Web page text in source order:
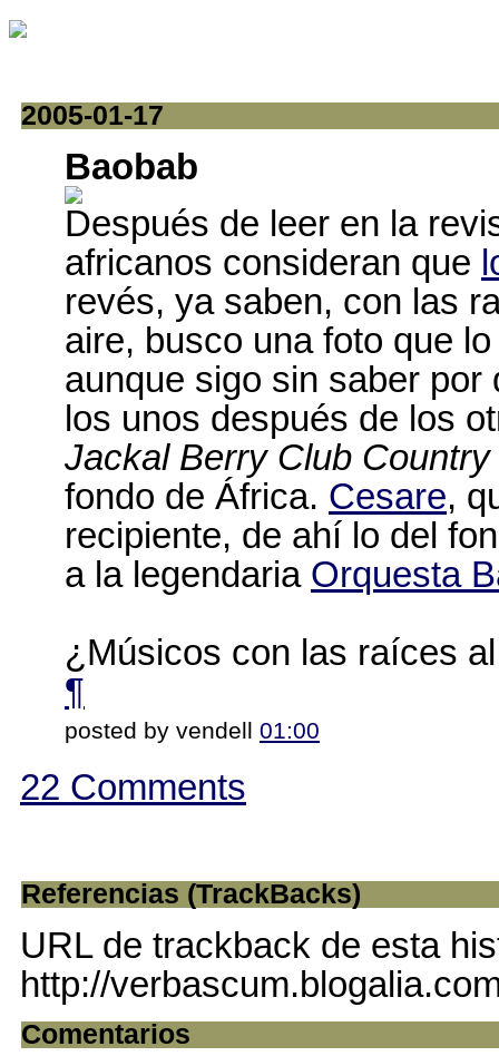
2005-01-17
Baobab
Después de leer en la
africanos consideran que
revés, ya saben, con las
aire, busco una foto que
aunque sigo sin saber
los unos después de los
Jackal Berry Club
fondo de África. Cesare,
recipiente, de ahí lo del
a la legendaria Orquesta
¿Músicos con las raíces
¶
posted by vendell 01:00
22 Comments
Referencias (TrackBacks)
URL de trackback de esta
http://
Comentarios